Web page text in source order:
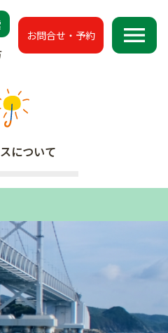
お問合せ・予約 menu
について